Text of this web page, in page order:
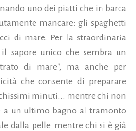
uno dei piatti che in barca
mancare: gli spaghetti
di mare. Per la straordinaria
sapore unico che sembra un
di mare", ma anche per
che consente di preparare
minuti... mentre chi non
a un ultimo bagno al tramonto
dalla pelle, mentre chi si è già